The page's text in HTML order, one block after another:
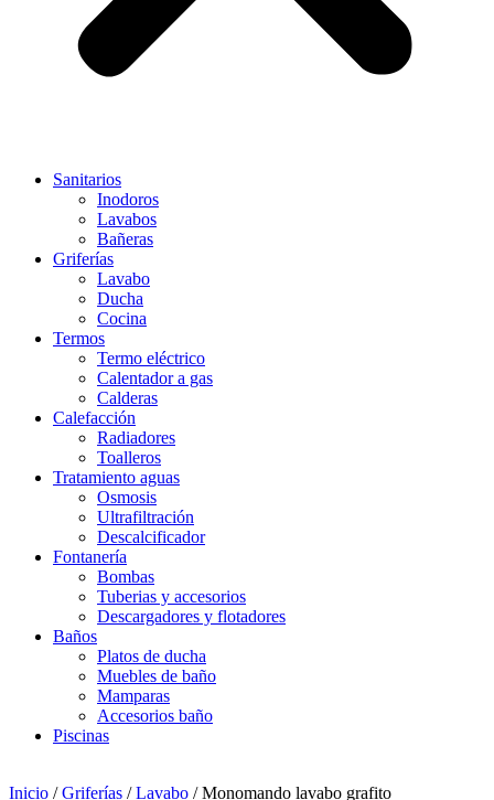
Sanitarios
Inodoros
Lavabos
Bañeras
Griferías
Lavabo
Ducha
Cocina
Termos
Termo eléctrico
Calentador a gas
Calderas
Calefacción
Radiadores
Toalleros
Tratamiento aguas
Osmosis
Ultrafiltración
Descalcificador
Fontanería
Bombas
Tuberias y accesorios
Descargadores y flotadores
Baños
Platos de ducha
Muebles de baño
Mamparas
Accesorios baño
Piscinas
Inicio /Griferías /Lavabo / Monomando lavabo grafito